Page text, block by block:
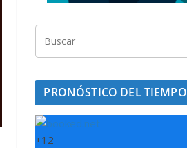
PRONÓSTICO DEL TIEMPO
+12